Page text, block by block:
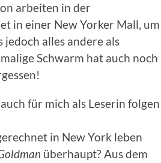
arbeiten in der
in einer New Yorker Mall, um
jedoch alles andere als
Schwarm hat auch noch
für mich als Leserin folgen
in New York leben
überhaupt? Aus dem